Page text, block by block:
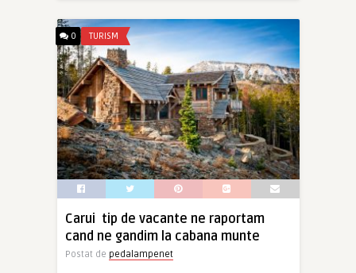
0 TURISM
Carui tip de vacante ne raportam
cand ne gandim la cabana munte
Postat de pedalampenet